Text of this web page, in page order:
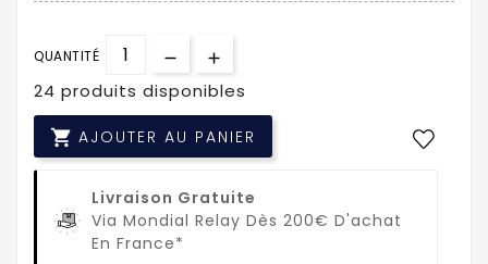
QUANTITÉ
24 produits disponibles
 AJOUTER AU PANIER
Livraison Gratuite
Via Mondial Relay Dès 200€ D'achat
En France*